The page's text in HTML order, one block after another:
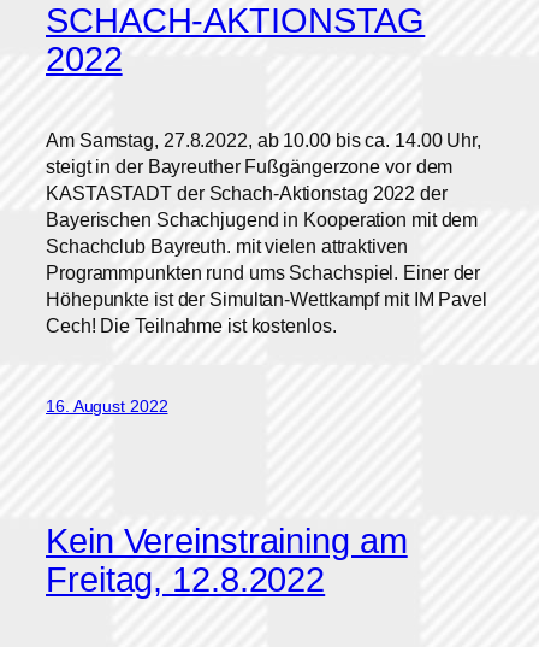
SCHACH-AKTIONSTAG
2022
Am Samstag, 27.8.2022, ab 10.00 bis ca. 14.00 Uhr,
steigt in der Bayreuther Fußgängerzone vor dem
KASTASTADT der Schach-Aktionstag 2022 der
Bayerischen Schachjugend in Kooperation mit dem
Schachclub Bayreuth. mit vielen attraktiven
Programmpunkten rund ums Schachspiel. Einer der
Höhepunkte ist der Simultan-Wettkampf mit IM Pavel
Cech! Die Teilnahme ist kostenlos.
16. August 2022
Kein Vereinstraining am
Freitag, 12.8.2022